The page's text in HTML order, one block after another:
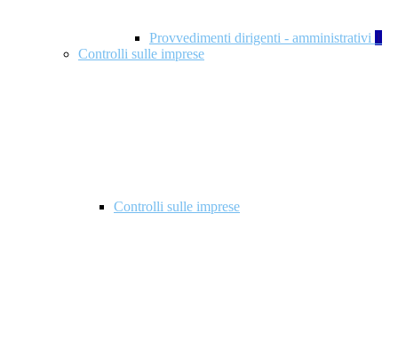
Provvedimenti dirigenti - amministrativi 1
Controlli sulle imprese
Controlli sulle imprese